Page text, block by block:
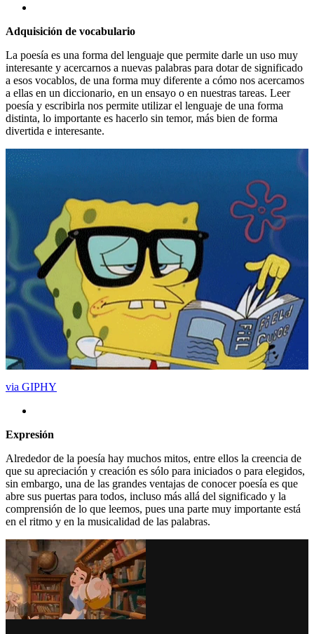
Adquisición de vocabulario
La poesía es una forma del lenguaje que permite darle un uso muy
interesante y acercarnos a nuevas palabras para dotar de significado
a esos vocablos, de una forma muy diferente a cómo nos acercamos
a ellas en un diccionario, en un ensayo o en nuestras tareas. Leer
poesía y escribirla nos permite utilizar el lenguaje de una forma
distinta, lo importante es hacerlo sin temor, más bien de forma
divertida e interesante.
via GIPHY
Expresión
Alrededor de la poesía hay muchos mitos, entre ellos la creencia de
que su apreciación y creación es sólo para iniciados o para elegidos,
sin embargo, una de las grandes ventajas de conocer poesía es que
abre sus puertas para todos, incluso más allá del significado y la
comprensión de lo que leemos, pues una parte muy importante está
en el ritmo y en la musicalidad de las palabras.